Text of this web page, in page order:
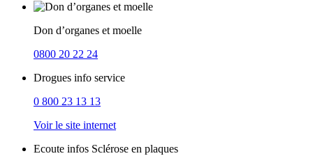
Don d’organes et moelle
0800 20 22 24
Drogues info service
0 800 23 13 13
Voir le site internet
Ecoute infos Sclérose en plaques